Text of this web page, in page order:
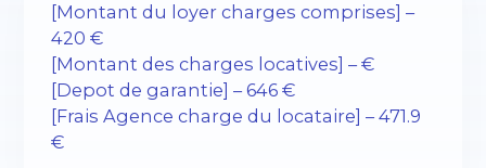
[Montant du loyer charges comprises] –
420 €
[Montant des charges locatives] – €
[Depot de garantie] – 646 €
[Frais Agence charge du locataire] – 471.9
€